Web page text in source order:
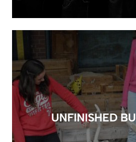
UNFINISHED